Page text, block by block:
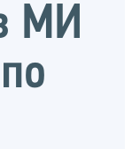
МИ